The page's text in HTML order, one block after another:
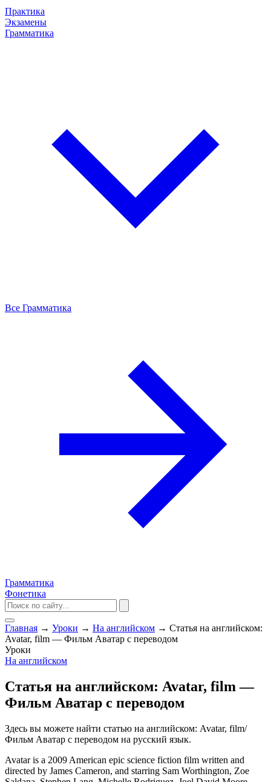
Практика
Экзамены
Грамматика
Все Грамматика
Грамматика
Фонетика
Главная → Уроки → На английском → Статья на английском:
Avatar, film — Фильм Аватар с переводом
Уроки
На английском
Статья на английском: Avatar, film —
Фильм Аватар с переводом
Здесь вы можете найти статью на английском: Avatar, film/
Фильм Аватар с переводом на русский язык.
Avatar is a 2009 American epic science fiction film written and
directed by James Cameron, and starring Sam Worthington, Zoe